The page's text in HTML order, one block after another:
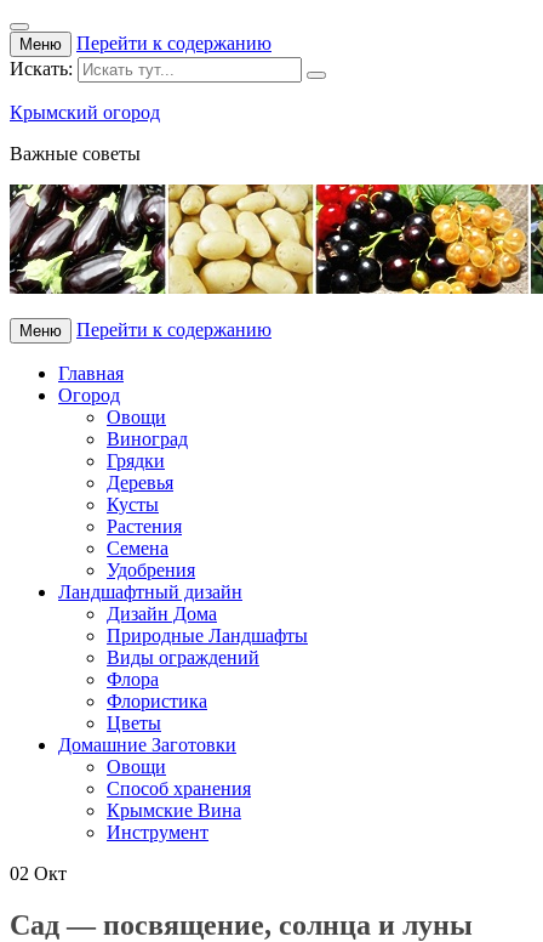
Меню
Перейти к содержанию
Искать:
Крымский огород
Важные советы
Меню Перейти к содержанию
Главная
Огород
Овощи
Виноград
Грядки
Деревья
Кусты
Растения
Семена
Удобрения
Ландшафтный дизайн
Дизайн Дома
Природные Ландшафты
Виды ограждений
Флора
Флористика
Цветы
Домашние Заготовки
Овощи
Способ хранения
Крымские Вина
Инструмент
02 Окт
Сад — посвящение, солнца и луны